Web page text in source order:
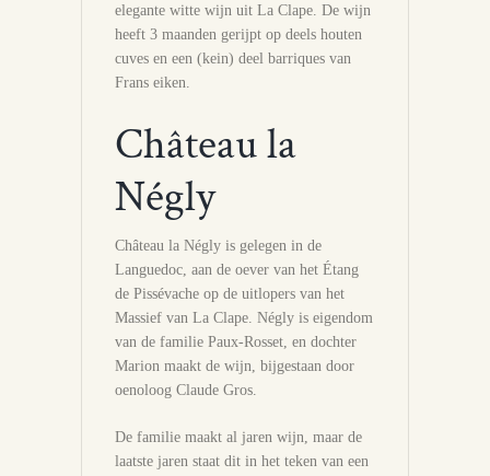
elegante witte wijn uit La Clape. De wijn
heeft 3 maanden gerijpt op deels houten
cuves en een (kein) deel barriques van
Frans eiken.
Château la
Négly
Château la Négly is gelegen in de
Languedoc, aan de oever van het Étang
de Pissévache op de uitlopers van het
Massief van La Clape. Négly is eigendom
van de familie Paux-Rosset, en dochter
Marion maakt de wijn, bijgestaan door
oenoloog Claude Gros.
De familie maakt al jaren wijn, maar de
laatste jaren staat dit in het teken van een